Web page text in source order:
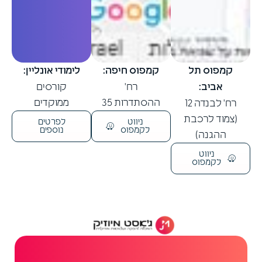
קמפוס תל
אביב:
רח' לבנדה 12
(צמוד לרכבת
ההגנה)
ניווט
לקמפוס
קמפוס חיפה:
רח'
ההסתדרות 35
ניווט
לקמפוס
לימודי אונליין:
קורסים
ממוקדים
לפרטים
נוספים